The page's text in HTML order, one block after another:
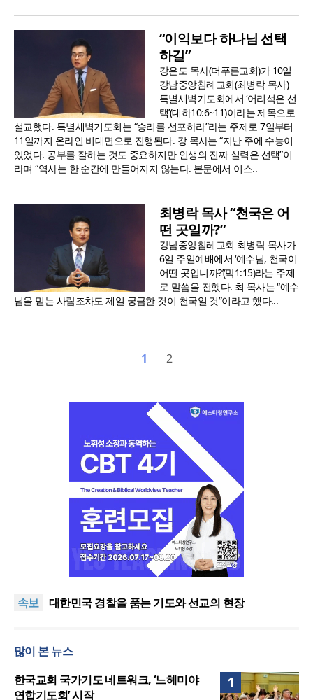
“이익보다 하나님 선택
하길”
강은도 목사(더푸른교회)가 10일
강남중앙침례교회(최병락 목사)
특별새벽기도회에서 ‘어리석은 선
택’(대하10:6~11)이라는 제목으로
설교했다. 특별새벽기도회는 “승리를 선포하라”라는 주제로 7일부터
11일까지 온라인 비대면으로 진행된다. 강 목사는 “지난 주에 수능이
있었다. 공부를 잘하는 것도 중요하지만 인생의 진짜 실력은 선택”이
라며 “역사는 한 순간에 만들어지지 않는다. 본문에서 이스..
최병락 목사 “천국은 어
떤 곳일까?”
강남중앙침레교회 최병락 목사가
6일 주일예배에서 ‘예수님, 천국이
어떤 곳입니까?’(막1:15)라는 주제
로 말씀을 전했다. 최 목사는 “예수
님을 믿는 사람조차도 제일 궁금한 것이 천국일 것”이라고 했다...
1 2
속보
한기연 “전쟁을 부르는 정책을 중단하라”
27.8%, 중증 입원·재활 확충 과제
대한민국 경찰을 품는 기도와 선교의 현장
주길”
한기연 “전쟁을 부르는 정책을 중단하라”
정신건강 치료 인프라 부족… 정신질환 평생유병률
27.8%, 중증 입원·재활 확충 과제
많이 본 뉴스
1
한국교회 국가기도 네트워크, ‘느헤미야
연합기도회’ 시작